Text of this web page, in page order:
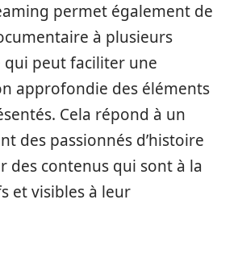
permet également de
à plusieurs
qui peut faciliter une
approfondie des éléments
Cela répond à un
des passionnés d’histoire
des contenus qui sont à la
et visibles à leur